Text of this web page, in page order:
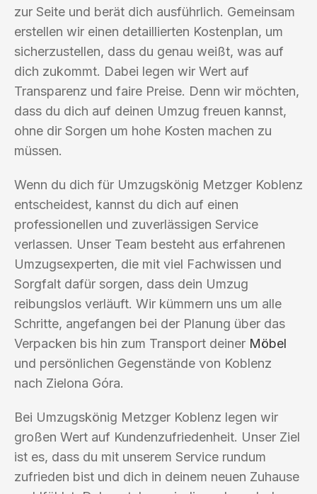
zur Seite und berät dich ausführlich. Gemeinsam
erstellen wir einen detaillierten Kostenplan, um
sicherzustellen, dass du genau weißt, was auf
dich zukommt. Dabei legen wir Wert auf
Transparenz und faire Preise. Denn wir möchten,
dass du dich auf deinen Umzug freuen kannst,
ohne dir Sorgen um hohe Kosten machen zu
müssen.
Wenn du dich für Umzugskönig Metzger Koblenz
entscheidest, kannst du dich auf einen
professionellen und zuverlässigen Service
verlassen. Unser Team besteht aus erfahrenen
Umzugsexperten, die mit viel Fachwissen und
Sorgfalt dafür sorgen, dass dein Umzug
reibungslos verläuft. Wir kümmern uns um alle
Schritte, angefangen bei der Planung über das
Verpacken bis hin zum Transport deiner Möbel
und persönlichen Gegenstände von Koblenz
nach Zielona Góra.
Bei Umzugskönig Metzger Koblenz legen wir
großen Wert auf Kundenzufriedenheit. Unser Ziel
ist es, dass du mit unserem Service rundum
zufrieden bist und dich in deinem neuen Zuhause